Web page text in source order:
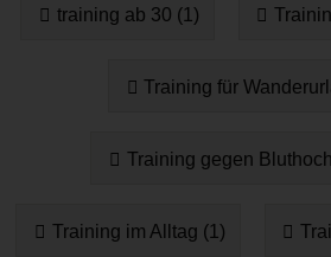
training ab 30 (1)
Training für
Training gegen
Training im Alltag (1)